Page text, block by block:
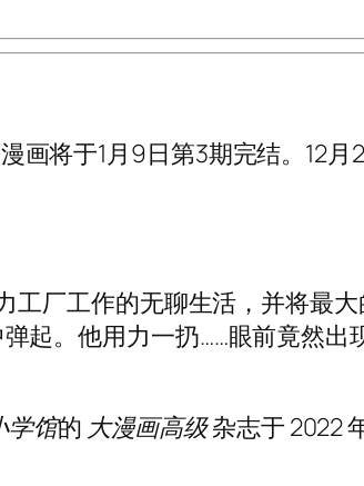
画将于1月9日第3期完结。12月
工厂工作的无聊生活，并将最
起。他用力一扔……眼前竟然出
学馆的 大漫画高级杂志于 2022